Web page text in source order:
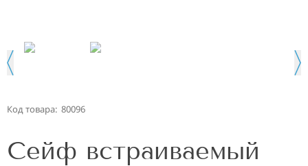
Код товара: 80096
Сейф встраиваемый